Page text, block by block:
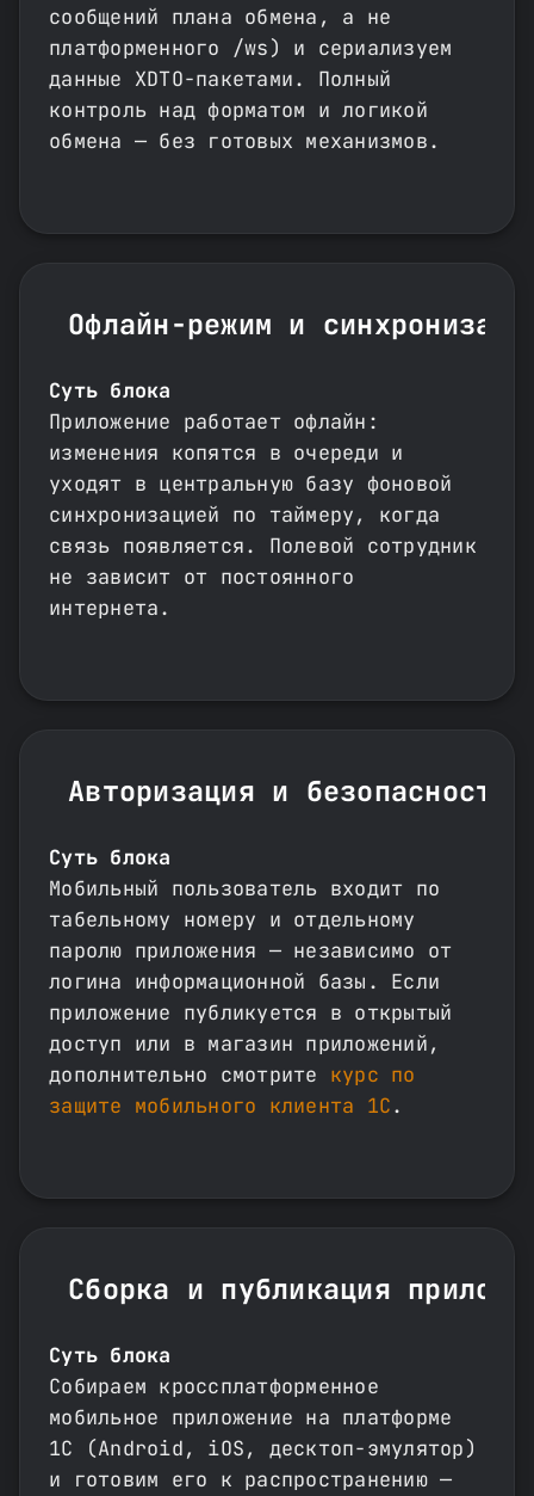
сообщений плана обмена, а не
платформенного /ws) и сериализуем
данные XDTO-пакетами. Полный
контроль над форматом и логикой
обмена — без готовых механизмов.
Офлайн-режим и
Суть блока
Приложение работает офлайн:
изменения копятся в очереди и
уходят в центральную базу фоновой
синхронизацией по таймеру, когда
связь появляется. Полевой сотрудник
не зависит от постоянного
интернета.
Авторизация и безопасность
Суть блока
Мобильный пользователь входит по
табельному номеру и отдельному
паролю приложения — независимо от
логина информационной базы. Если
приложение публикуется в открытый
доступ или в магазин приложений,
дополнительно смотрите курс по
защите мобильного клиента 1С.
Сборка и публикация
Суть блока
Собираем кроссплатформенное
мобильное приложение на платформе
1С (Android, iOS, десктоп-эмулятор)
и готовим его к распространению —